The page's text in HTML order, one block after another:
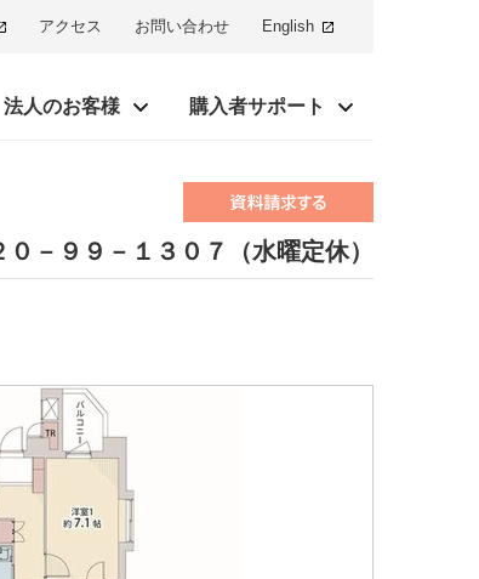
アクセス お問い合わせ English
法人のお客様 購入者サポート
０－９９－１３０７（水曜定休）